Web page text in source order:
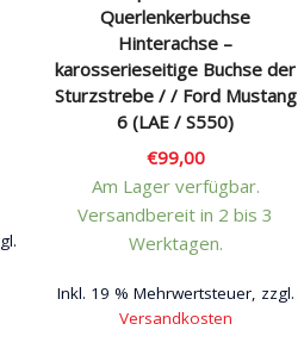
Querlenkerbuchse
Hinterachse –
karosserieseitige Buchse der
Sturzstrebe / / Ford Mustang
6 (LAE / S550)
€99,00
Am Lager verfügbar.
Versandbereit in 2 bis 3
Werktagen.
Inkl. 19 % Mehrwertsteuer, zzgl.
Versandkosten